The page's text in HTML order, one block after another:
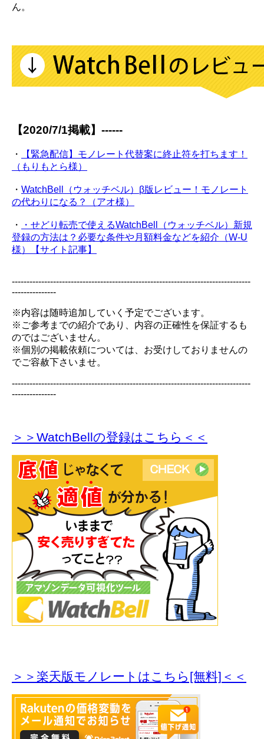
ん。
【2020/7/1掲載】------
・
【緊急配信】モノレート代替案に終止符を打ちます！
（もりもとら様）
・ WatchBell（ウォッチベル）β版レビュー！モノレート
の代わりになる？（アオ様）
・
・せどり転売で使えるWatchBell（ウォッチベル）新規
登録の方法は？必要な条件や月額料金などを紹介（W-U
様）【サイト記事】
---------------------------------------------------------------------------------
---------------
※内容は随時追加していく予定でございます。
※ご参考までの紹介であり、内容の正確性を保証するも
のではございません。
※個別の掲載依頼については、お受けしておりませんの
でご容赦下さいませ。
---------------------------------------------------------------------------------
---------------
＞＞WatchBellの登録はこちら＜＜
＞＞楽天版モノレートはこちら[無料]＜＜